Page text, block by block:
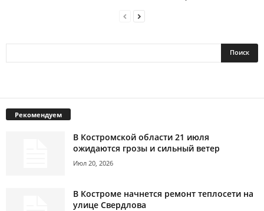
Рекомендуем
В Костромской области 21 июля
ожидаются грозы и сильный ветер
Июл 20, 2026
В Костроме начнется ремонт теплосети на
улице Свердлова